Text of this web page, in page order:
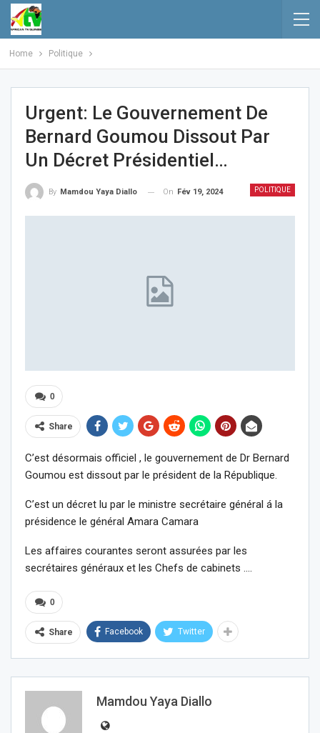
Home Politique
Urgent: Le Gouvernement De
Bernard Goumou Dissout Par
Un Décret Présidentiel…
POLITIQUE
By Mamdou Yaya Diallo On Fév 19, 2024
0
Share
C’est désormais officiel , le gouvernement de Dr Bernard
Goumou est dissout par le président de la République.
C’est un décret lu par le ministre secrétaire général á la
présidence le général Amara Camara
Les affaires courantes seront assurées par les
secrétaires généraux et les Chefs de cabinets ….
0
Share Facebook Twitter
Mamdou Yaya Diallo